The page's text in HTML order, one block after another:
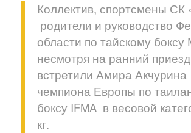
Коллектив, спортсмены СК
родители и руководство
области по тайскому
несмотря на ранний приезд
встретили Амира Акчурина
чемпиона Европы по
боксу IFMA в весовой
кг.